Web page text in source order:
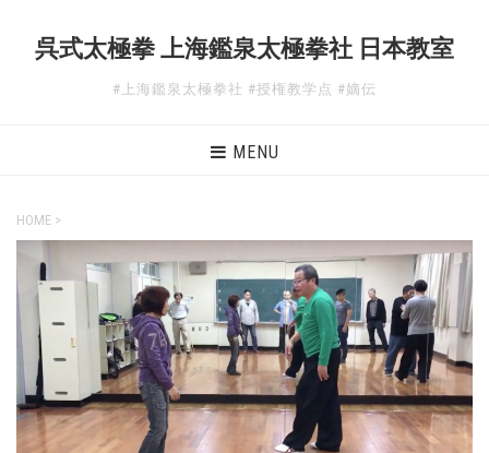
呉式太極拳 上海鑑泉太極拳社 日本教室
#上海鑑泉太極拳社 #授権教学点 #嫡伝
MENU
HOME >